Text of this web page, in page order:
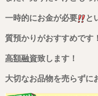
一時的にお金が必要 と
質預かりがおすすめです！
高額融資致します！
大切なお品物を売らずに